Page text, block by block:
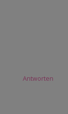
Antworten